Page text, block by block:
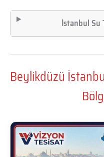
İstanbul Su
Beylikdüzü